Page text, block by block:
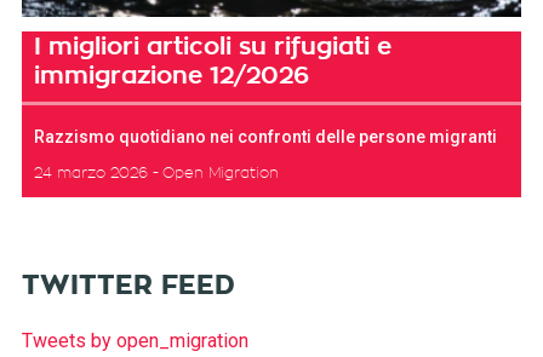
I migliori articoli su rifugiati e
immigrazione 12/2026
Razzismo quotidiano nei confronti delle persone migranti
24 marzo 2026 Open Migration
TWITTER FEED
Tweets by open_migration